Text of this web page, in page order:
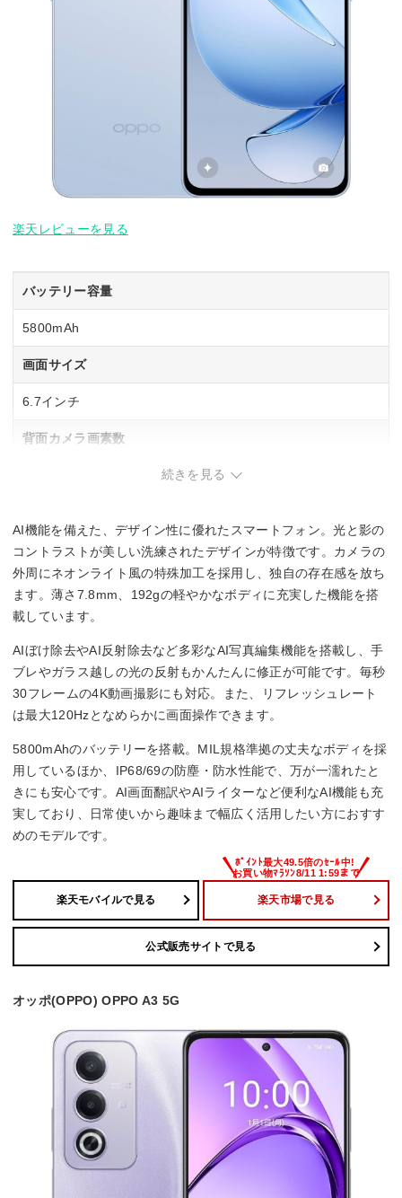
楽天レビューを見る
バッテリー容量
5800mAh
画面サイズ
6.7インチ
背面カメラ画素数
重量
おサイフケータイ/FeliCa
おサイフケータイ
外部メモリタイプ
続きを見る
AI機能を備えた、デザイン性に優れたスマートフォン。光と影の
コントラストが美しい洗練されたデザインが特徴です。カメラの
外周にネオンライト風の特殊加工を採用し、独自の存在感を放ち
ます。薄さ7.8mm、192gの軽やかなボディに充実した機能を搭
載しています。
AIぼけ除去やAI反射除去など多彩なAI写真編集機能を搭載し、手
ブレやガラス越しの光の反射もかんたんに修正が可能です。毎秒
30フレームの4K動画撮影にも対応。また、リフレッシュレート
は最大120Hzとなめらかに画面操作できます。
5800mAhのバッテリーを搭載。MIL規格準拠の丈夫なボディを採
用しているほか、IP68/69の防塵・防水性能で、万が一濡れたと
きにも安心です。AI画面翻訳やAIライターなど便利なAI機能も充
実しており、日常使いから趣味まで幅広く活用したい方におすす
めのモデルです。
楽天モバイルで見る 楽天市場で見る
公式販売サイトで見る
オッポ(OPPO) OPPO A3 5G